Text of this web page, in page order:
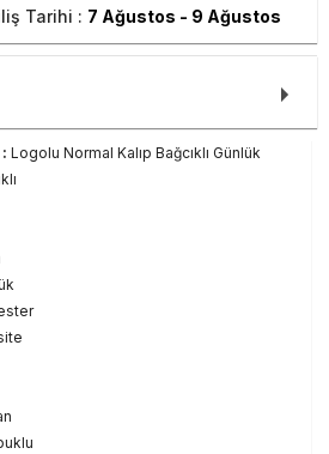
Tarihi : 7 Ağustos - 9 Ağustos
Logolu Normal Kalıp Bağcıklı Günlük